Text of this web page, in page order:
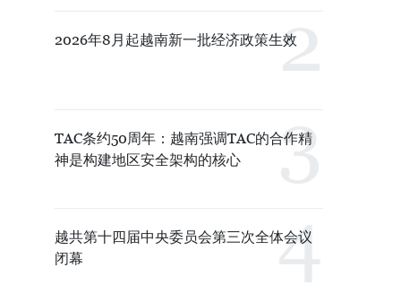
2026年8月起越南新一批经济政策生效
TAC条约50周年：越南强调TAC的合作精
神是构建地区安全架构的核心
越共第十四届中央委员会第三次全体会议
闭幕